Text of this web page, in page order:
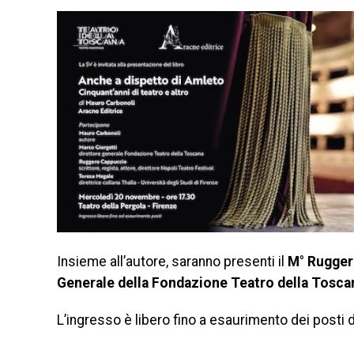
Insieme all’autore, saranno presenti il M°
Generale della Fondazione Teatro della
L’ingresso è libero fino a esaurimento dei posti